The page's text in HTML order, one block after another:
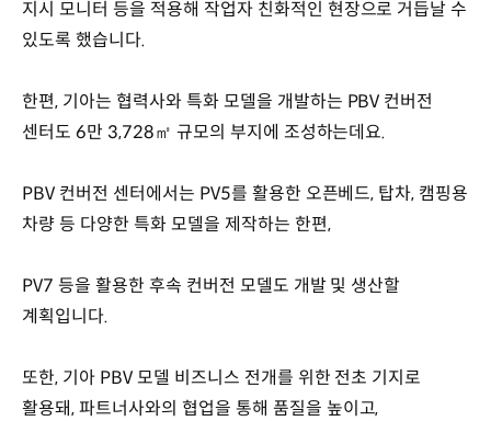
지시 모니터 등을 적용해 작업자 친화적인 현장으로 거듭날 수
있도록 했습니다.
한편, 기아는 협력사와 특화 모델을 개발하는 PBV 컨버전
센터도 6만 3,728㎡ 규모의 부지에 조성하는데요.
PBV 컨버전 센터에서는 PV5를 활용한 오픈베드, 탑차, 캠핑용
차량 등 다양한 특화 모델을 제작하는 한편,
PV7 등을 활용한 후속 컨버전 모델도 개발 및 생산할
계획입니다.
또한, 기아 PBV 모델 비즈니스 전개를 위한 전초 기지로
활용돼, 파트너사와의 협업을 통해 품질을 높이고,